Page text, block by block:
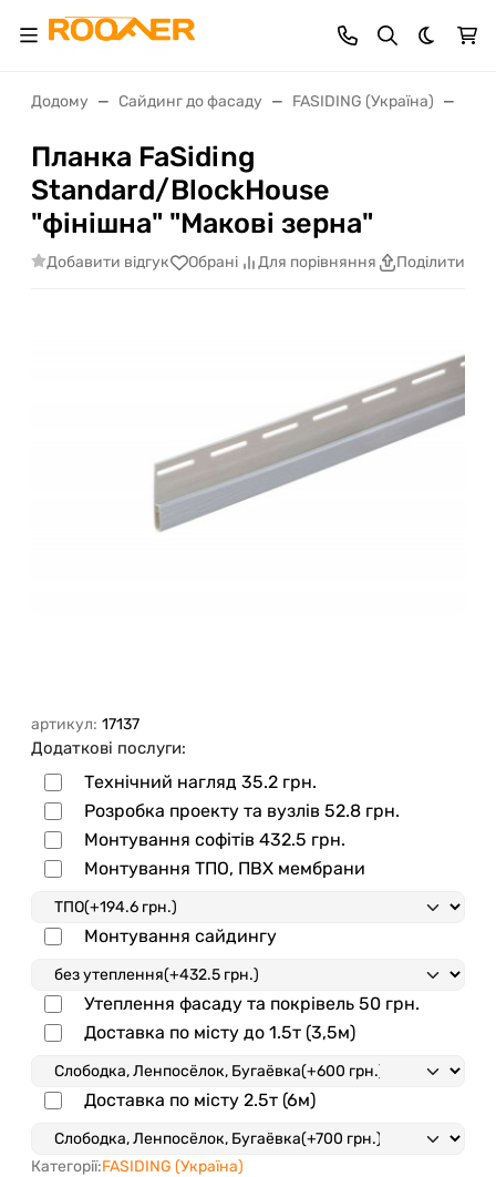
Dark
Додому Сайдинг до фасаду FASIDING (Україна)
Планка FaSiding
Standard/BlockHouse
"фінішна" "Макові зерна"
Добавити відгук Обрані Для порівняння Поділитися
артикул: 17137
Додаткові послуги:
Технічний нагляд 35.2 грн.
Розробка проекту та вузлів 52.8 грн.
Монтування софітів 432.5 грн.
Монтування ТПО, ПВХ мембрани
Монтування сайдингу
Утеплення фасаду та покрівель 50 грн.
Доставка по місту до 1.5т (3,5м)
Доставка по місту 2.5т (6м)
Категорії:FASIDING (Україна)